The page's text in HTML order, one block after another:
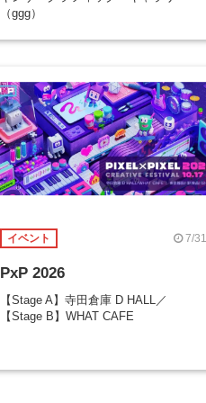
（ggg）
イベント 7/31
PxP 2026
【Stage A】寺田倉庫 D HALL／
【Stage B】WHAT CAFE